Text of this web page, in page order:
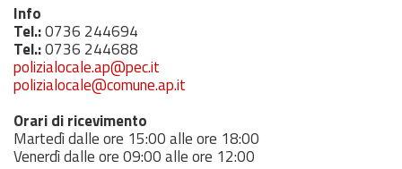
Info
Tel.:0736 244694
Tel.:0736 244688
polizialocale.ap@pec.it
polizialocale@comune.ap.it
Orari di ricevimento
Martedì dalle ore 15:00 alle ore 18:00
Venerdì dalle ore 09:00 alle ore 12:00